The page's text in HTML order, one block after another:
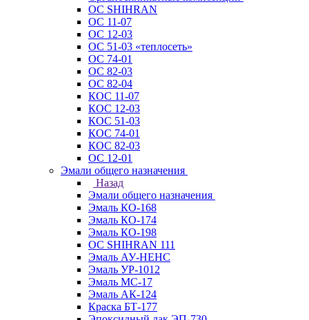
ОС SHIHRAN
ОС 11-07
ОС 12-03
ОС 51-03 «теплосеть»
ОС 74-01
ОС 82-03
ОС 82-04
КОС 11-07
КОС 12-03
КОС 51-03
КОС 74-01
КОС 82-03
ОС 12-01
Эмали общего назначения
Назад
Эмали общего назначения
Эмаль КО-168
Эмаль КО-174
Эмаль КО-198
ОС SHIHRAN 111
Эмаль АУ-НЕНС
Эмаль УР-1012
Эмаль МС-17
Эмаль АК-124
Краска БТ-177